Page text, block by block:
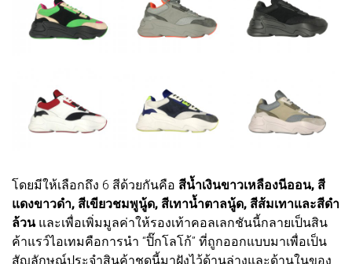
โดยมีให้เลือกถึง 6 สีด้วยกันคือ สีน้ำเงินขาวเหลืองนีออน, สี
แดงขาวดำ, สีเขียวชมพูนู้ด, สีเทาน้ำตาลนู้ด, สีส้มเทาและสีดำ
ล้วน และเพื่อเพิ่มมูลค่าให้รองเท้าคอลเลกชันนี้กลายเป็นสิน
ค้าแรว์ไอเทมคือการนำ “ปิ๊กโลโก้” ที่ถูกออกแบบมาเพื่อเป็น
สัญลักษณ์ประจำสินค้าชุดนี้มาฝังไว้ด้านล่างและด้านในของ